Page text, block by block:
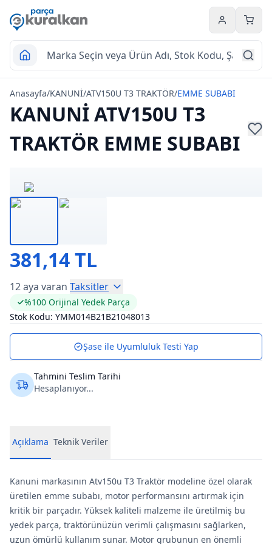
Hesabım
Anasayfa/KANUNİ/ATV150U T3 TRAKTÖR/EMME SUBABI
KANUNİ ATV150U T3
TRAKTÖR EMME SUBABI
381,14 TL
12 aya varan Taksitler
%100 Orijinal Yedek Parça
Stok Kodu: YMM014B21B21048013
Şase ile Uyumluluk Testi Yap
Tahmini Teslim Tarihi
Hesaplanıyor...
Açıklama Teknik Veriler
Kanuni markasının Atv150u T3 Traktör modeline özel olarak
üretilen emme subabı, motor performansını artırmak için
kritik bir parçadır. Yüksek kaliteli malzeme ile üretilmiş bu
yedek parça, traktörünüzün verimli çalışmasını sağlarken,
uzun ömürlü kullanım sunar. Motor grubunun en önemli